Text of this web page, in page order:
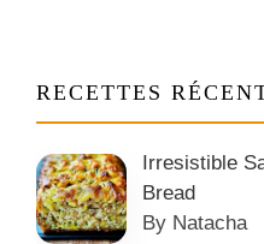
RECETTES
Irresistible
Bread
By Natacha